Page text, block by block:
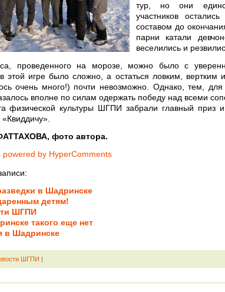
тур, но они
участников
составом до
парни катали
веселились и
проведенного на морозе, можно было с
в этой игре было сложно, а остаться ловким, вертким
очень много!) почти невозможно. Однако, тем, для
вполне по силам одержать победу над всеми
физической культуры ШГПИ забрали главный приз
фото автора.
powered by HyperComments
в Шадринске
детям!
ШГПИ
такого еще нет
в Шадринске
ШГПИ